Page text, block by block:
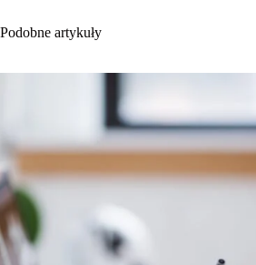
Podobne artykuły